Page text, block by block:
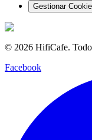
Gestionar
© 2026 HifiCafe.
Facebook